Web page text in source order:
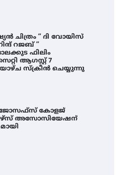
ചിത്രം ” ദി വോയിസ്
റജബ് ”
ഫിലിം
ആഗസ്റ്റ് 7
സ്‌ക്രീൻ ചെയ്യുന്നു
ജോസഫ്സ് കോളജ്
അസോസിയേഷന്